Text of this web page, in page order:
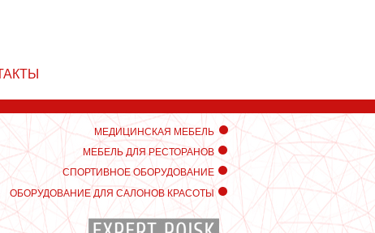
МЕДИЦИНСКАЯ МЕБЕЛЬ
МЕБЕЛЬ ДЛЯ РЕСТОРАНОВ
СПОРТИВНОЕ ОБОРУДОВАНИЕ
ОБОРУДОВАНИЕ ДЛЯ САЛОНОВ КРАСОТЫ